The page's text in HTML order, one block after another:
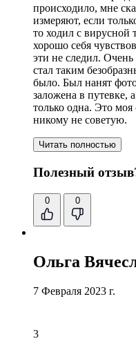
происходило, мне
измеряют, если
то ходил с вирусной
хорошо себя
эти не следил.
стал таким
было. Был нанят
заложена в путевке,
только одна. Это моя
никому не советую.
Читать полностью
Полезный
0 0
Ольга
7 Февраля 2023 г.
3